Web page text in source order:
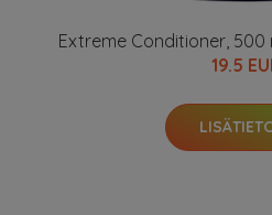
Extreme Conditioner, 500
19.5